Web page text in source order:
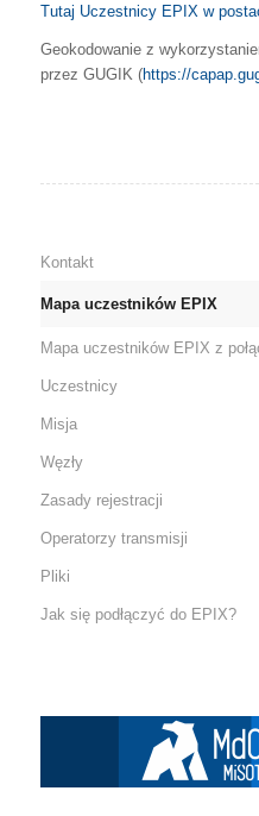
Tutaj Uczestnicy EPIX w
Geokodowanie z
przez GUGIK (https://
Kontakt
Mapa uczestników EPIX
Mapa uczestników EPIX z
Uczestnicy
Misja
Węzły
Zasady rejestracji
Operatorzy transmisji
Pliki
Jak się podłączyć do EPIX?